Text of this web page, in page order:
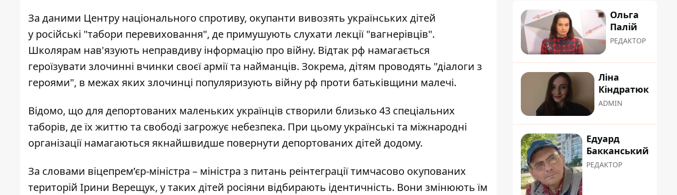
За даними Центру національного спротиву, окупанти вивозять українських дітей
у російські "табори перевиховання", де примушують слухати лекції "вагнерівців".
Школярам нав'язують неправдиву інформацію про війну. Відтак рф намагається
героїзувати злочинні вчинки своєї армії та найманців. Зокрема, дітям проводять "діалоги з
героями", в межах яких злочинці популяризують війну рф проти батьківщини малечі.
Відомо, що для депортованих маленьких українців створили близько 43 спеціальних
таборів, де їх життю та свободі загрожує небезпека. При цьому українські та міжнародні
організації намагаються якнайшвидше повернути депортованих дітей додому.
За словами віцепрем’єр-міністра – міністра з питань реінтеграції тимчасово окупованих
територій Ірини Верещук, у таких дітей росіяни відбирають ідентичність. Вони змінюють їм
Ольга
Палій
РЕДАКТОР
Ліна
Кіндратюк
ADMIN
Едуард
Бакканський
РЕДАКТОР